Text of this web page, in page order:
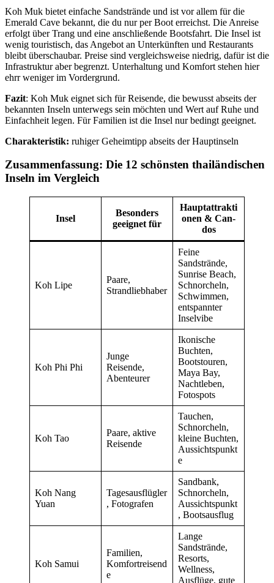
Koh Muk bietet einfache Sandstrände und ist vor allem für die
Emerald Cave bekannt, die du nur per Boot erreichst. Die Anreise
erfolgt über Trang und eine anschließende Bootsfahrt. Die Insel ist
wenig touristisch, das Angebot an Unterkünften und Restaurants
bleibt überschaubar. Preise sind vergleichsweise niedrig, dafür ist die
Infrastruktur aber begrenzt. Unterhaltung und Komfort stehen hier
ehrr weniger im Vordergrund.
Fazit: Koh Muk eignet sich für Reisende, die bewusst abseits der
bekannten Inseln unterwegs sein möchten und Wert auf Ruhe und
Einfachheit legen. Für Familien ist die Insel nur bedingt geeignet.
Charakteristik: ruhiger Geheimtipp abseits der Hauptinseln
Zusammenfassung: Die 12 schönsten thailändischen
Inseln im Vergleich
Insel
Besonders
geeignet für
Hauptattrakti
onen & Can-
dos
Koh Lipe
Paare,
Strandliebhaber
Feine
Sandstrände,
Sunrise Beach,
Schnorcheln,
Schwimmen,
entspannter
Inselvibe
Koh Phi Phi
Junge
Reisende,
Abenteurer
Ikonische
Buchten,
Bootstouren,
Maya Bay,
Nachtleben,
Fotospots
Koh Tao
Paare, aktive
Reisende
Tauchen,
Schnorcheln,
kleine Buchten,
Aussichtspunkt
e
Koh Nang
Yuan
Tagesausflügler
, Fotografen
Sandbank,
Schnorcheln,
Aussichtspunkt
, Bootsausflug
Koh Samui
Familien,
Komfortreisend
e
Lange
Sandstrände,
Resorts,
Wellness,
Ausflüge, gute